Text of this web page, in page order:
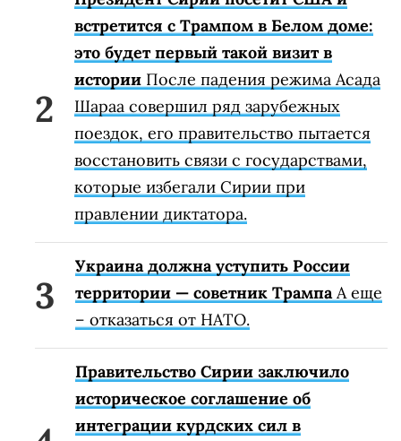
встретится с Трампом в Белом доме:
это будет первый такой визит в
истории После падения режима Асада
Шараа совершил ряд зарубежных
поездок, его правительство пытается
восстановить связи с государствами,
которые избегали Сирии при
правлении диктатора.
Украина должна уступить России
территории — советник ТрампаА еще
– отказаться от НАТО.
Правительство Сирии заключило
историческое соглашение об
интеграции курдских сил в